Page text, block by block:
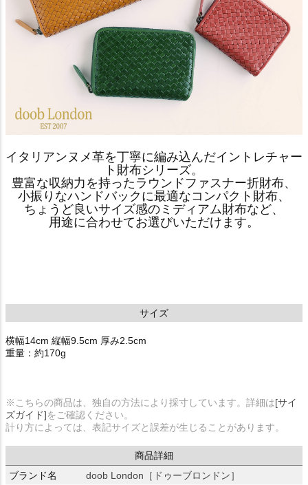
イタリアンヌメ革を丁寧に編み込んだイントレチャー
ト財布シリーズ。
豊富な収納力を持ったラウンドファスナー折財布、
小振りなハンドバックに最適なコンパクト財布、
ちょうど良いサイズ感のミディアム財布など、
用途に合わせてお選びいただけます。
サイズ
横幅14cm 縦幅9.5cm 厚み2.5cm
重量：約170g
※こちらの商品は、独自の方法により採寸しています。詳細は[サイ
ズガイド]をご確認ください。
計り方によっては、表記サイズと誤差が生じることがあります。
商品詳細
ブランド名
doob London［ドゥーブロンドン］